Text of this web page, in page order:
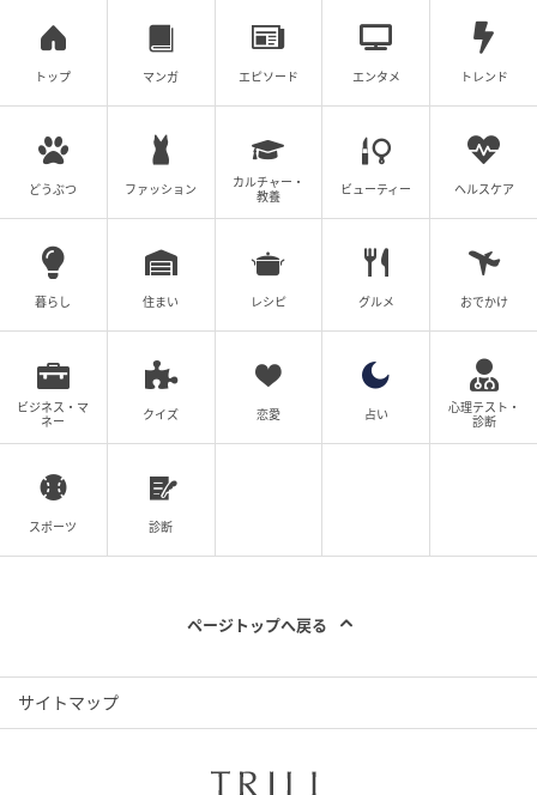
トップ マンガ エピソード エンタメ トレンド
どうぶつ ファッション
カルチャー・
教養
ビューティー ヘルスケア
暮らし 住まい レシピ グルメ おでかけ
ビジネス・マ
ネー
クイズ 恋愛 占い
心理テスト・
診断
スポーツ 診断
ページトップへ戻る
サイトマップ